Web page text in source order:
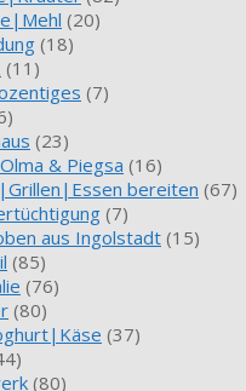
(20)
(18)
(11)
(7)
(23)
& Piegsa (16)
bereiten (67)
(7)
aus Ingolstadt (15)
(85)
(76)
(80)
(37)
(80)